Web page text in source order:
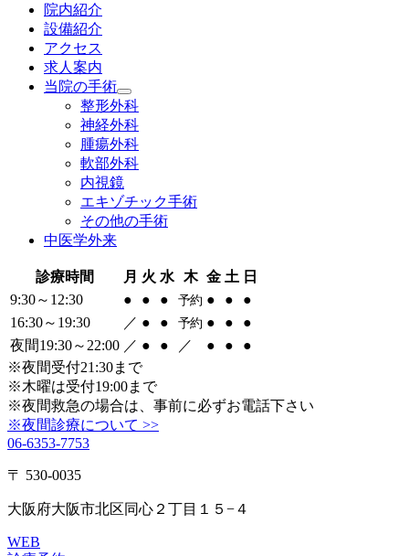
院内紹介
設備紹介
アクセス
求人案内
当院の手術
整形外科
神経外科
腫瘍外科
軟部外科
内視鏡
エキゾチック手術
その他の手術
中医学外来
診療時間 月 火 水 木 金 土 日
9:30～12:30
● ● ● 予約 ● ●
●
16:30～19:30
／ ● ● 予約 ● ●
●
夜間19:30～22:00 ／ ● ● ／ ● ●
●
※夜間受付21:30まで
※木曜は受付19:00まで
※夜間救急の場合は、事前に必ずお電話下さい
※夜間診療について >>
06-6353-7753
〒 530-0035
大阪府大阪市北区同心２丁目１５−４
WEB